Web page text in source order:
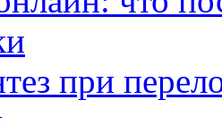
при